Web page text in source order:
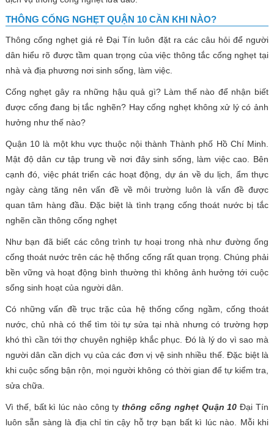
THÔNG CỐNG NGHẸT QUẬN 10 CẦN KHI NÀO?
Thông cống nghẹt giá rẻ Đại Tín luôn đặt ra các câu hỏi để người
dân hiểu rõ được tầm quan trọng của việc thông tắc cống nghẹt tại
nhà và địa phương nơi sinh sống, làm việc.
Cống nghẹt gây ra những hậu quả gì? Làm thế nào để nhận biết
được cống đang bị tắc nghẽn? Hay cống nghẹt không xử lý có ảnh
hưởng như thế nào?
Quận 10 là một khu vực thuộc nội thành Thành phố Hồ Chí Minh.
Mật độ dân cư tập trung về nơi đây sinh sống, làm việc cao. Bên
cạnh đó, việc phát triển các hoạt động, dự án về du lịch, ẩm thực
ngày càng tăng nên vấn đề về môi trường luôn là vấn đề được
quan tâm hàng đầu. Đặc biệt là tình trạng cống thoát nước bị tắc
nghẽn cần thông cống nghẹt
Như bạn đã biết các công trình tự hoại trong nhà như đường ống
cống thoát nước trên các hệ thống cống rất quan trọng. Chúng phải
bền vững và hoạt động bình thường thì không ảnh hưởng tới cuộc
sống sinh hoạt của người dân.
Có những vấn đề trục trặc của hệ thống cống ngầm, cống thoát
nước, chủ nhà có thể tìm tòi tự sửa tại nhà nhưng có trường hợp
khó thì cần tới thợ chuyên nghiệp khắc phục. Đó là lý do vì sao mà
người dân cần dịch vụ của các đơn vị vệ sinh nhiều thế. Đặc biệt là
khi cuộc sống bận rộn, mọi người không có thời gian để tự kiểm tra,
sửa chữa.
Vì thế, bất kì lúc nào công tythông cống nghẹt Quận 10 Đại Tín
luôn sẵn sàng là địa chỉ tin cậy hỗ trợ bạn bất kì lúc nào. Mỗi khi